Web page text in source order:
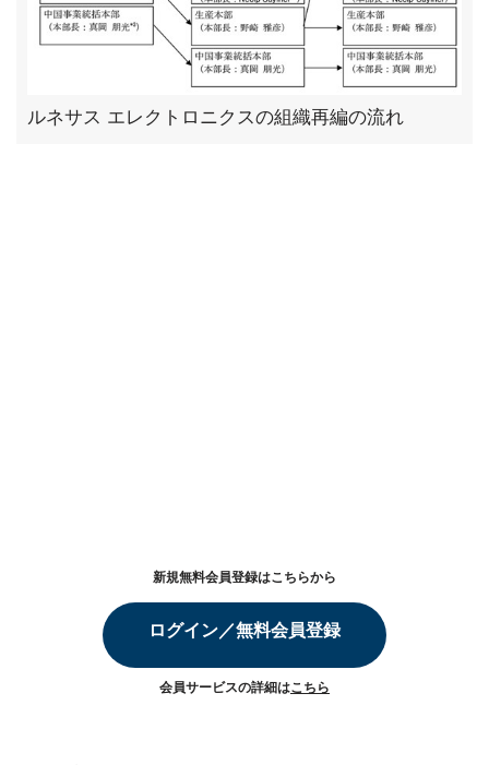
ルネサス エレクトロニクスの組織再編の流れ
新規無料会員登録はこちらから
ログイン／無料会員登録
会員サービスの詳細はこちら